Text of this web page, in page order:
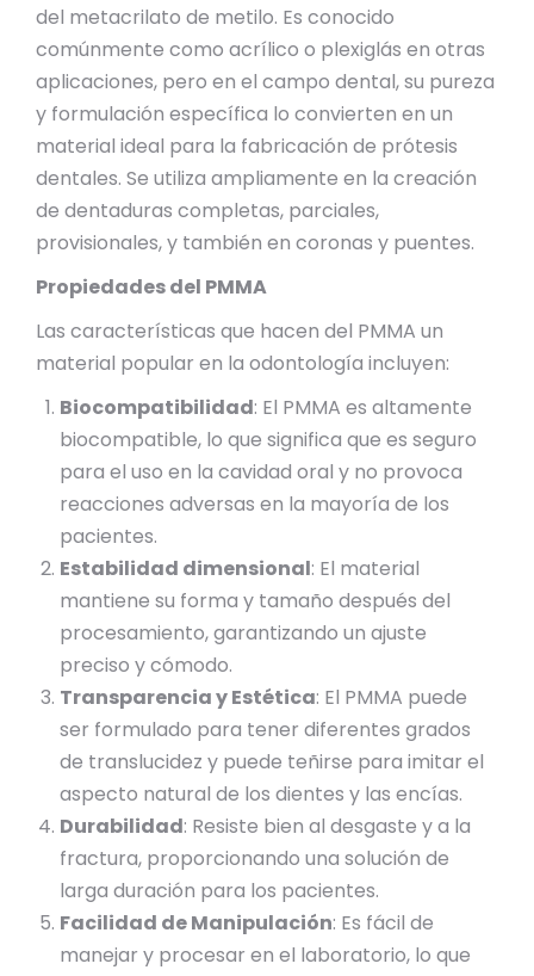
del metacrilato de metilo. Es conocido
comúnmente como acrílico o plexiglás en otras
aplicaciones, pero en el campo dental, su pureza
y formulación específica lo convierten en un
material ideal para la fabricación de prótesis
dentales. Se utiliza ampliamente en la creación
de dentaduras completas, parciales,
provisionales, y también en coronas y puentes.
Propiedades del PMMA
Las características que hacen del PMMA un
material popular en la odontología incluyen:
Biocompatibilidad: El PMMA es altamente
biocompatible, lo que significa que es seguro
para el uso en la cavidad oral y no provoca
reacciones adversas en la mayoría de los
pacientes.
Estabilidad dimensional: El material
mantiene su forma y tamaño después del
procesamiento, garantizando un ajuste
preciso y cómodo.
Transparencia y Estética: El PMMA puede
ser formulado para tener diferentes grados
de translucidez y puede teñirse para imitar el
aspecto natural de los dientes y las encías.
Durabilidad: Resiste bien al desgaste y a la
fractura, proporcionando una solución de
larga duración para los pacientes.
Facilidad de Manipulación: Es fácil de
manejar y procesar en el laboratorio, lo que